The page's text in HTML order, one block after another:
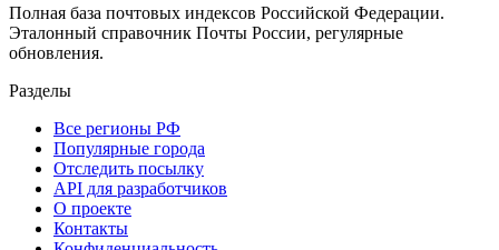
Полная база почтовых индексов Российской Федерации.
Эталонный справочник Почты России, регулярные
обновления.
Разделы
Все регионы РФ
Популярные города
Отследить посылку
API для разработчиков
О проекте
Контакты